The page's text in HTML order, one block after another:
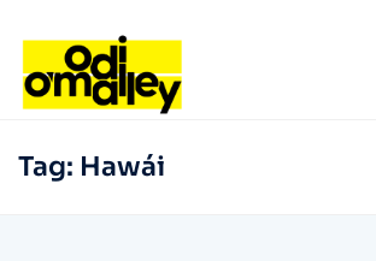
Tag: Hawái